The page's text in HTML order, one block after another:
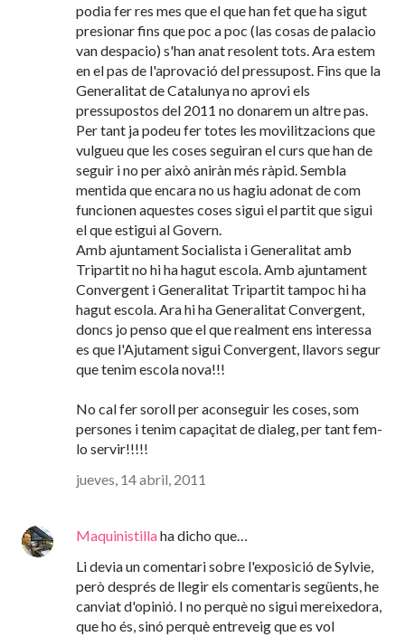
podia fer res mes que el que han fet que ha sigut
presionar fins que poc a poc (las cosas de palacio
van despacio) s'han anat resolent tots. Ara estem
en el pas de l'aprovació del pressupost. Fins que la
Generalitat de Catalunya no aprovi els
pressupostos del 2011 no donarem un altre pas.
Per tant ja podeu fer totes les movilitzacions que
vulgueu que les coses seguiran el curs que han de
seguir i no per això aniràn més ràpid. Sembla
mentida que encara no us hagiu adonat de com
funcionen aquestes coses sigui el partit que sigui
el que estigui al Govern.
Amb ajuntament Socialista i Generalitat amb
Tripartit no hi ha hagut escola. Amb ajuntament
Convergent i Generalitat Tripartit tampoc hi ha
hagut escola. Ara hi ha Generalitat Convergent,
doncs jo penso que el que realment ens interessa
es que l'Ajutament sigui Convergent, llavors segur
que tenim escola nova!!!
No cal fer soroll per aconseguir les coses, som
persones i tenim capaçitat de dialeg, per tant fem-
lo servir!!!!!
jueves, 14 abril, 2011
Maquinistillaha dicho que…
Li devia un comentari sobre l'exposició de Sylvie,
però després de llegir els comentaris següents, he
canviat d'opinió. I no perquè no sigui mereixedora,
que ho és, sinó perquè entreveig que es vol